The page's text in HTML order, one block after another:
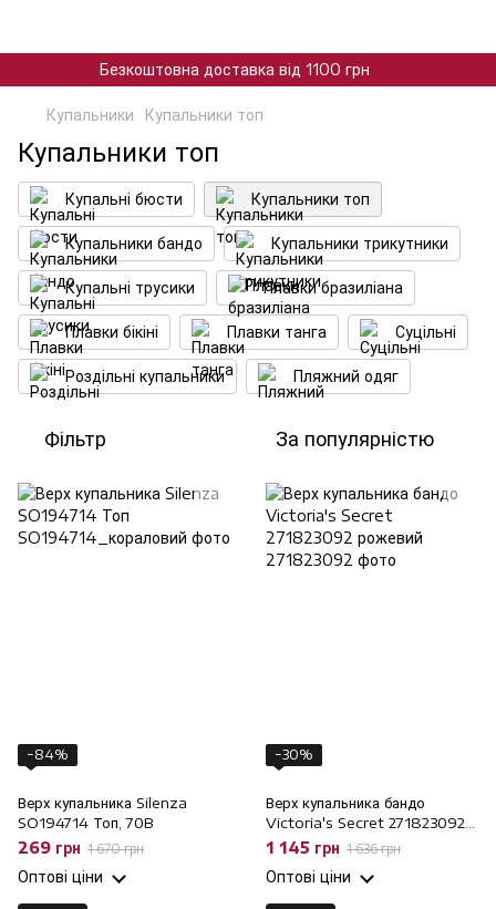
Безкоштовна доставка від 1100 грн
Купальники Купальники топ
Купальники топ
Купальні бюсти Купальники топ
Купальники бандо Купальники трикутники
Купальні трусики Плавки бразиліана
Плавки бікіні Плавки танга Суцільні
Роздільні купальники Пляжний одяг
Фільтр За популярністю
−84%
Верх купальника Silenza
SO194714 Топ, 70B
269 грн 1 670 грн
Оптові ціни
−30%
Верх купальника бандо
Victoria's Secret 271823092
рожевий, XL
1 145 грн 1 636 грн
Оптові ціни